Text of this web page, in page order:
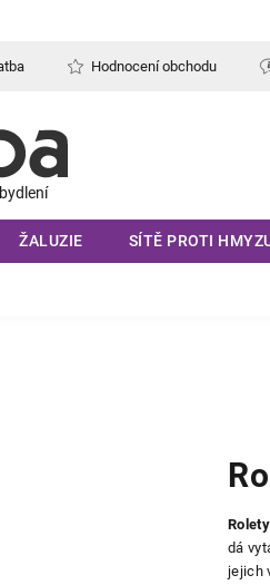
Hodnocení obchodu
ŽALUZIE SÍTĚ PROTI
Rolety
dá
jejich